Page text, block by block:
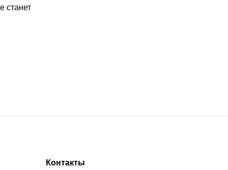
станет
Контакты